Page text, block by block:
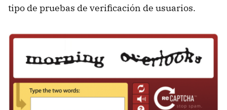
tipo de pruebas de verificación de usuarios.